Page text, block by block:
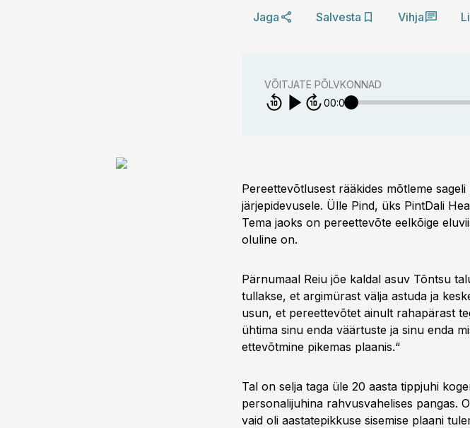
Jaga Salvesta Vihja
VÕITJATE PÕLVKONNAD
00:00
Pereettevõtlusest rääkides mõtleme
järjepidevusele. Ülle Pind, üks PintDali
Tema jaoks on pereettevõte eelkõige
oluline on.
Pärnumaal Reiu jõe kaldal asuv Tõntsu
tullakse, et argimürast välja astuda ja
usun, et pereettevõtet ainult rahapärast
ühtima sinu enda väärtuste ja sinu enda
ettevõtmine pikemas plaanis.“
Tal on selja taga üle 20 aasta tippjuhi
personalijuhina rahvusvahelises pangas.
vaid oli aastatepikkuse sisemise plaani